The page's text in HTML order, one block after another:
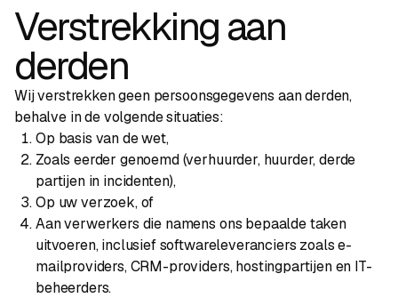
Verstrekking aan
derden
Wij verstrekken geen persoonsgegevens aan derden,
behalve in de volgende situaties:
Op basis van de wet,
Zoals eerder genoemd (verhuurder, huurder, derde
partijen in incidenten),
Op uw verzoek, of
Aan verwerkers die namens ons bepaalde taken
uitvoeren, inclusief softwareleveranciers zoals e-
mailproviders, CRM-providers, hostingpartijen en IT-
beheerders.